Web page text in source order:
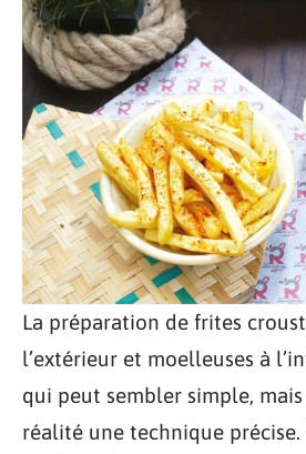
La préparation de frites
l’extérieur et moelleuses à
qui peut sembler simple,
réalité une technique